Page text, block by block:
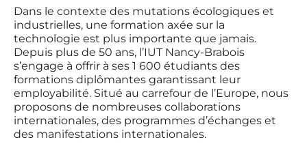
Dans le contexte des mutations écologiques et
industrielles, une formation axée sur la
technologie est plus importante que jamais.
Depuis plus de 50 ans, l’IUT Nancy-Brabois
s’engage à offrir à ses 1 600 étudiants des
formations diplômantes garantissant leur
employabilité. Situé au carrefour de l’Europe, nous
proposons de nombreuses collaborations
internationales, des programmes d’échanges et
des manifestations internationales.